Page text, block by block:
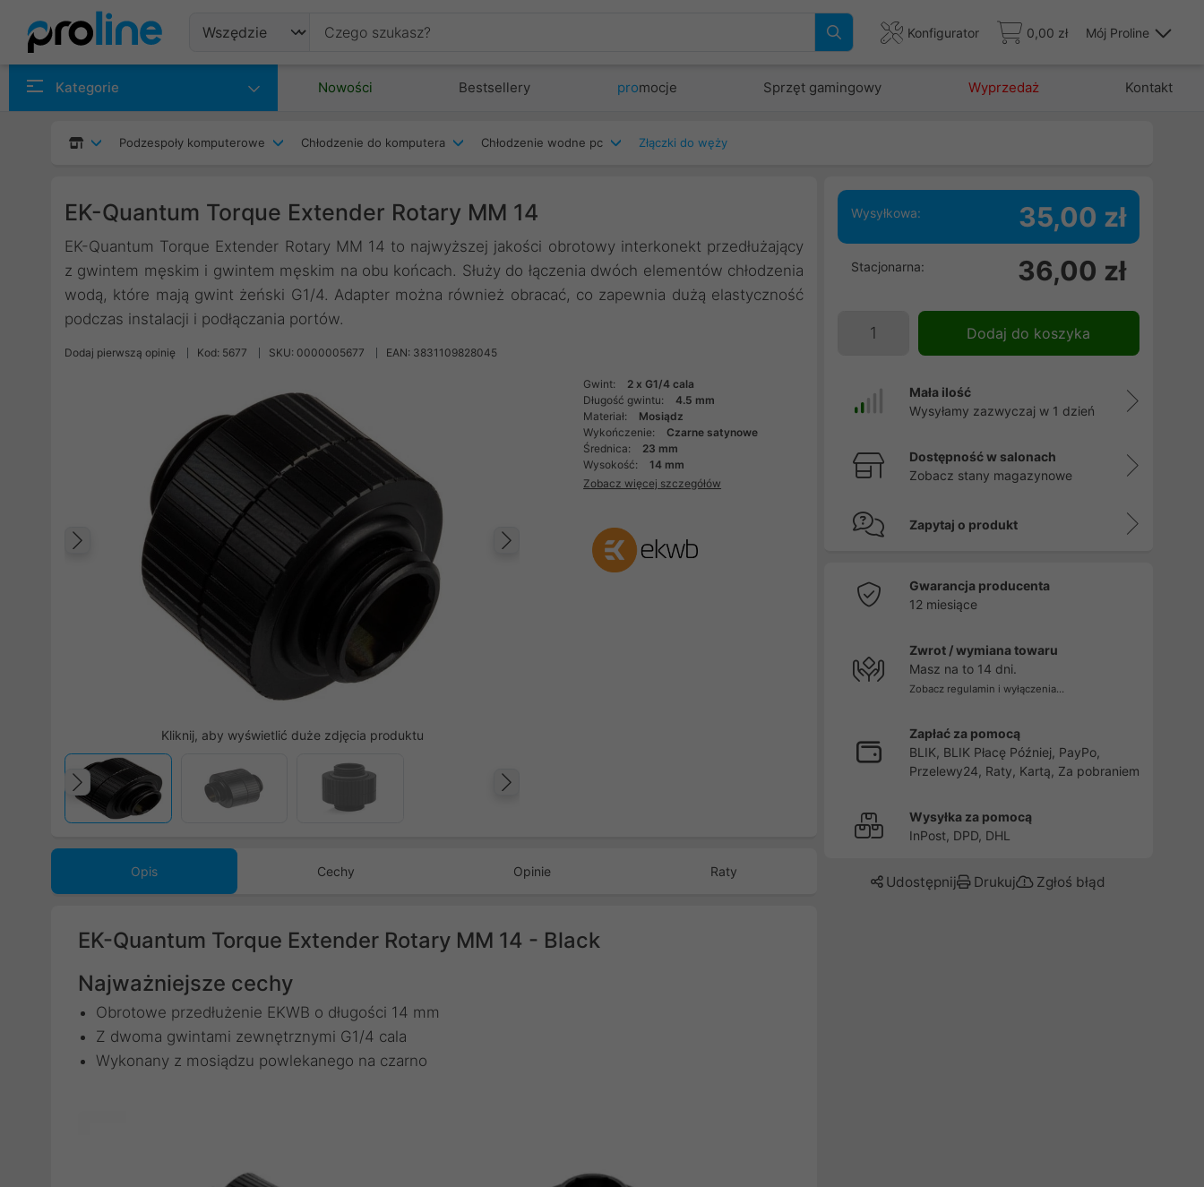
Konfigurator 0,00 zł Mój Proline
Kategorie Nowości Bestsellery promocje Sprzęt gamingowy Wyprzedaż Kontakt
Podzespoły komputerowe Chłodzenie do komputera Chłodzenie wodne pc Złączki do węży
EK-Quantum Torque Extender Rotary MM 14
EK-Quantum Torque Extender Rotary MM 14 to najwyższej jakości obrotowy interkonekt przedłużający
z gwintem męskim i gwintem męskim na obu końcach. Służy do łączenia dwóch elementów chłodzenia
wodą, które mają gwint żeński G1/4. Adapter można również obracać, co zapewnia dużą elastyczność
podczas instalacji i podłączania portów.
Dodaj pierwszą opinię Kod: 5677 SKU: 0000005677 EAN: 3831109828045
Następny
Poprzedni
Kliknij, aby wyświetlić duże zdjęcia produktu
Poprzedni
Gwint:
2 x G1/4 cala
Długość gwintu:
4.5 mm
Materiał:
Mosiądz
Wykończenie:
Czarne satynowe
Średnica:
23 mm
Wysokość:
14 mm
Zobacz więcej szczegółów
Opis Cechy Opinie Raty
EK-Quantum Torque Extender Rotary MM 14 - Black
Najważniejsze cechy
Obrotowe przedłużenie EKWB o długości 14 mm
Z dwoma gwintami zewnętrznymi G1/4 cala
Wykonany z mosiądzu powlekanego na czarno
Wysyłkowa: 35,00 zł
Stacjonarna: 36,00 zł
Dodaj do koszyka
Mała ilość
Wysyłamy zazwyczaj w 1 dzień
Dostępność w salonach
Zobacz stany magazynowe
Zapytaj o produkt
Gwarancja producenta
12 miesiące
Zwrot / wymiana towaru
Masz na to 14 dni.
Zobacz regulamin i wyłączenia...
Zapłać za pomocą
BLIK, BLIK Płacę Później, PayPo,
Przelewy24, Raty, Kartą, Za pobraniem
Wysyłka za pomocą
InPost, DPD, DHL
Udostępnij Drukuj Zgłoś błąd